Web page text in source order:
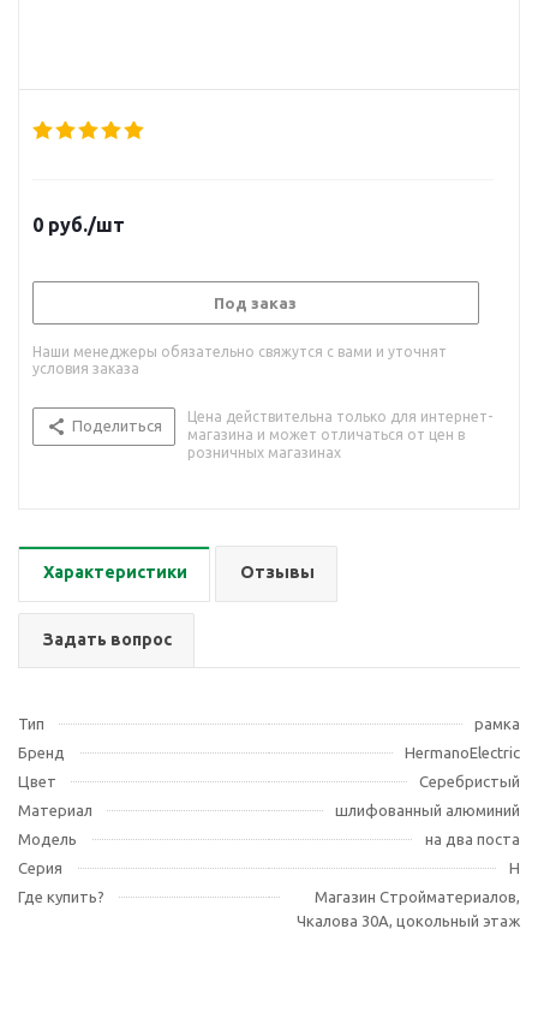
0 руб./шт
Под заказ
Наши менеджеры обязательно свяжутся с вами и уточнят
условия заказа
Поделиться
Цена действительна только для интернет-
магазина и может отличаться от цен в
розничных магазинах
Характеристики Отзывы
Задать вопрос
Тип
рамка
Бренд
HermanoElectric
Цвет
Серебристый
Материал
шлифованный алюминий
Модель
на два поста
Серия
H
Где купить?
Магазин Стройматериалов,
Чкалова 30А, цокольный этаж